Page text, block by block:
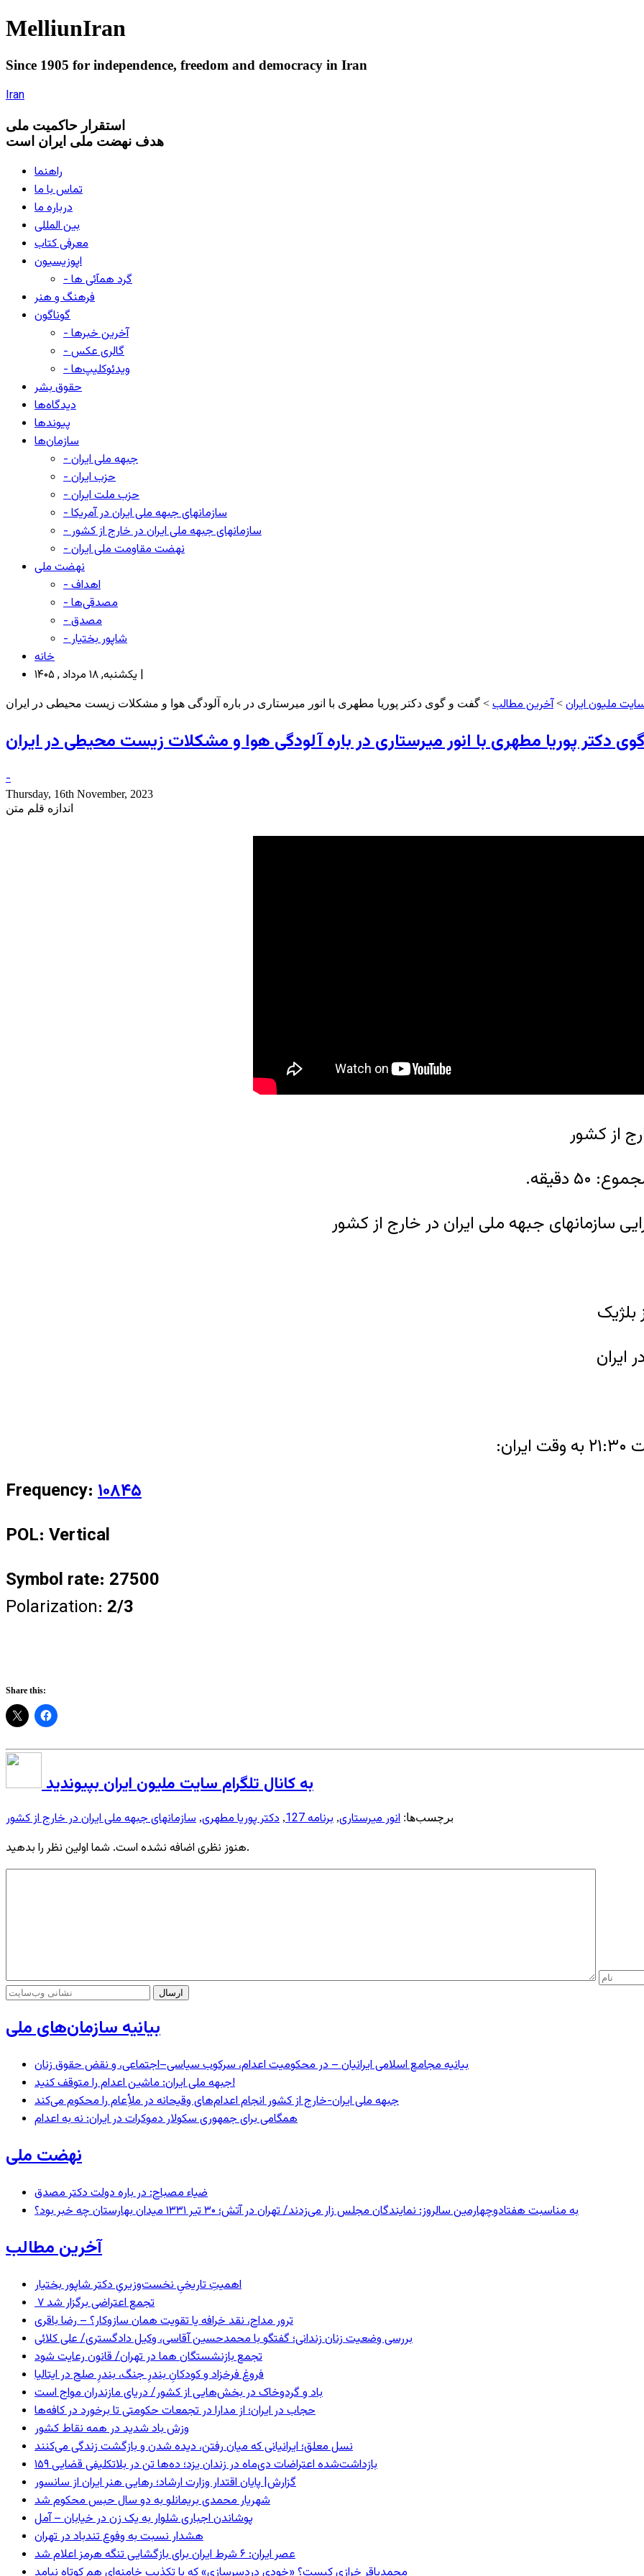
MelliunIran
Since 1905 for independence, freedom and democracy in Iran
Iran
استقرار حاکميت ملی
هدف نهضت ملی ایران است
راهنما
تماس با ما
درباره ما
بین المللی
معرفی کتاب
اپوزیسیون
- گرد همآئی ها
فرهنگ و هنر
گوناگون
- آخرین خبرها
- گالری عکس
- ویدئوکلیپ‌ها
حقوق بشر
دیدگاه‌ها
پیوندها
سازمان‌ها
- جبهه ملی ایران
- حزب ایران
- حزب ملت ایران
- سازمانهای جبهه ملی ایران در آمریکا
- سازمانهای جبهه ملی ایران در خارج از کشور
- نهضت مقاومت ملی ایران
نهضت ملی
- اهداف
- مصدقی‌ها
- مصدق
- شاپور بختیار
خانه
یکشنبه, ۱۸ مرداد , ۱۴۰۵ |
ملیون ایران >آخرین مطالب > گفت و گوی دکتر پوریا مطهری با انور میرستاری در باره آلودگی هوا و مشکلات زیست محیطی در ایران
دکتر پوریا مطهری با انور میرستاری در باره آلودگی هوا و مشکلات زیست محیطی در ایران
-
Thursday, 16th November, 2023
اندازه قلم متن
دقیقه.
سازمانهای جبهه ملی ایران در خارج از کشور
Frequency: ۱۰۸۴۵
POL: Vertical
Symbol rate: 27500
Polarization: 2/3
Share this:
به کانال تلگرام سایت ملیون ایران بپیوندید
برچسب‌ها: انور میرستاری, برنامه 127 , دکتر پوریا مطهری, سازمانهای جبهه ملی ایران در خارج از کشور
هنوز نظری اضافه نشده است. شما اولین نظر را بدهید.
بیانیه سازمان‌های ملی
بیانیه مجامع اسلامی ایرانیان – در محکومیت اعدام، سرکوب سیاسی–اجتماعی، و نقض حقوق زنان
جبهه ملی ایران: ماشین اعدام را متوقف کنید!
جبهه ملی ایران-خارج از کشور انجام اعدام‌های وقیحانه در ملأِعام را محکوم می‌کند
همگامی برای جمهوری سکولار دموکرات در ایران: نه به اعدام
نهضت ملی
ضیاء مصباح: در باره دولت دکتر مصدق
به مناسبت هفتادوچهارمین سالروز: نمایندگان مجلس زار می‌زدند/ تهران در آتش؛ ۳۰ تیر ۱۳۳۱ میدان بهارستان چه خبر بود؟
آخرین مطالب
اهمیتِ تاریخیِ نخست‌وزیریِ دکتر شاپور بختیار
۷ تجمع اعتراضی برگزار شد
ترور مداح، نقد خرافه یا تقویت همان سازوکار؟ – رضا باقری
بررسی وضعیت زنان زندانی؛ گفتگو با محمدحسین آقاسی، وکیل دادگستری/ علی کلائی
تجمع بازنشستگان هما در تهران/ قانون رعایت شود
فروغ فرخزاد و کودکانِ بندرِ جنگ، بندرِ صلح در ایتالیا
باد و گردوخاک در بخش‌هایی از کشور/ دریای مازندران مواج است
حجاب در ایران؛ از مدارا در تجمعات حکومتی تا برخورد در کافه‌ها
وزش باد شدید در همه نقاط کشور
نسل معلق؛ ایرانیانی که میان رفتن، دیده شدن و بازگشت زندگی می‌کنند
۱۵۹ بازداشت‌شده اعتراضات دی‌ماه در زندان یزد؛ ده‌ها تن در بلاتکلیفی قضایی
گزارش| پایان اقتدار وزارت ارشاد؛ رهایی هنر ایران از سانسور
شهریار محمدی بریمانلو به دو سال حبس محکوم شد
پوشاندن اجباری شلوار به یک زن در خیابان – آمل
هشدار نسبت به وفوع تندباد در تهران
عصر ایران: ۶ شرط ایران برای بازگشایی تنگه هرمز اعلام شد